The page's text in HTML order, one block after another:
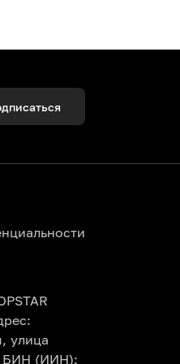
малышу
улица
БИН (ИИН):